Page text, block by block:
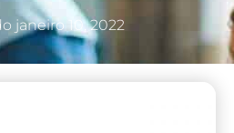
janeiro 10, 2022